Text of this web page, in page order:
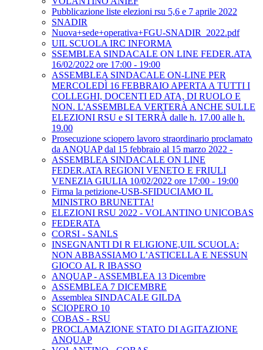
Pubblicazione liste elezioni rsu 5,6 e 7 aprile 2022
SNADIR
Nuova+sede+operativa+FGU-SNADIR_2022.pdf
UIL SCUOLA IRC INFORMA
SSEMBLEA SINDACALE ON LINE FEDER.ATA
16/02/2022 ore 17:00 - 19:00
ASSEMBLEA SINDACALE ON-LINE PER
MERCOLEDÌ 16 FEBBRAIO APERTA A TUTTI I
COLLEGHI, DOCENTI ED ATA, DI RUOLO E
NON. L'ASSEMBLEA VERTERÀ ANCHE SULLE
ELEZIONI RSU e SI TERRÀ dalle h. 17.00 alle h.
19.00
Prosecuzione sciopero lavoro straordinario proclamato
da ANQUAP dal 15 febbraio al 15 marzo 2022 -
ASSEMBLEA SINDACALE ON LINE
FEDER.ATA REGIONI VENETO E FRIULI
VENEZIA GIULIA 10/02/2022 ore 17:00 - 19:00
Firma la petizione-USB-SFIDUCIAMO IL
MINISTRO BRUNETTA!
ELEZIONI RSU 2022 - VOLANTINO UNICOBAS
FEDERATA
CORSI - SANLS
INSEGNANTI DI R ELIGIONE,UIL SCUOLA:
NON ABBASSIAMO L’ASTICELLA E NESSUN
GIOCO AL R IBASSO
ANQUAP - ASSEMBLEA 13 Dicembre
ASSEMBLEA 7 DICEMBRE
Assemblea SINDACALE GILDA
SCIOPERO 10
COBAS - RSU
PROCLAMAZIONE STATO DI AGITAZIONE
ANQUAP